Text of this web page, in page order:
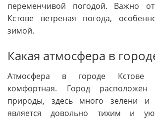
переменчивой погодой. Важно
Кстове ветреная погода,
зимой.
Какая атмосфера в
Атмосфера в городе Кстове
комфортная. Город
природы, здесь много зелени и
является довольно тихим и